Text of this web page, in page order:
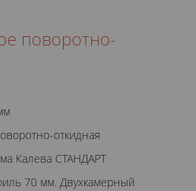
поворотно-
откидная
Калева СТАНДАРТ
70 мм. Двухкамерный